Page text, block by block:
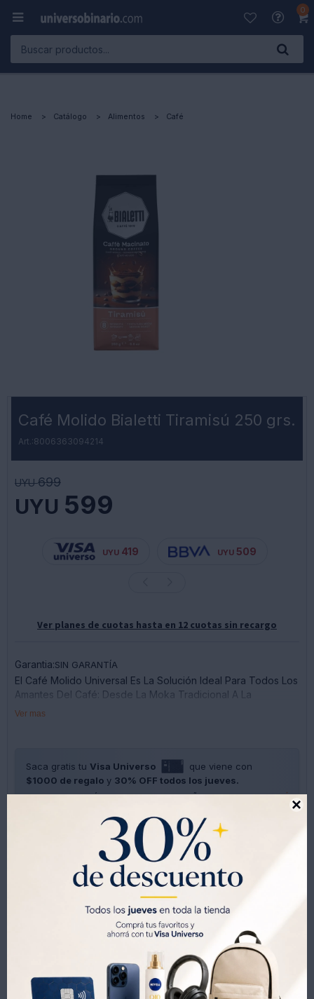

0

Home Catálogo Alimentos Café
Café Molido Bialetti Tiramisú 250 grs.
8006363094214
UYU 599
UYU 699
UYU 419 UYU 509
Ver planes de cuotas hasta en 12 cuotas sin recargo
Garantia:SIN GARANTÍA
El Café Molido Universal Es La Solución Ideal Para Todos Los
Amantes Del Café: Desde La Moka Tradicional A La
Delicadeza Del Café De Prensa Y Hasta La Intensidad De La
Paladares Más Golosos.
Café Con Sabor A Tiramisù.
Bolsa De 250 G
Conservar En Un Lugar Fresco Y Seco, Alejado De Fuentes
De Calor Y Humedad.
Ver mas
Saca gratis tu Visa Universo
que viene con
$1000 de regalo y 30% OFF todos los jueves.
SOLO CON LA CÉDULA , GRATIS POR 1 AÑO .SOLICITALA AQUÍ

Métodos y costos de envíos
Productos que te pueden interesar